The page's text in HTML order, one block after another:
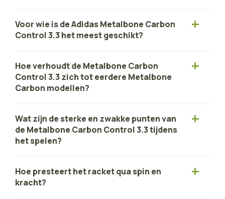
Voor wie is de Adidas Metalbone Carbon
Control 3.3 het meest geschikt?
Hoe verhoudt de Metalbone Carbon
Control 3.3 zich tot eerdere Metalbone
Carbon modellen?
Wat zijn de sterke en zwakke punten van
de Metalbone Carbon Control 3.3 tijdens
het spelen?
Hoe presteert het racket qua spin en
kracht?